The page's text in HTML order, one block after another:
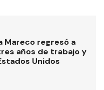
Mareco regresó a
años de trabajo y
Unidos